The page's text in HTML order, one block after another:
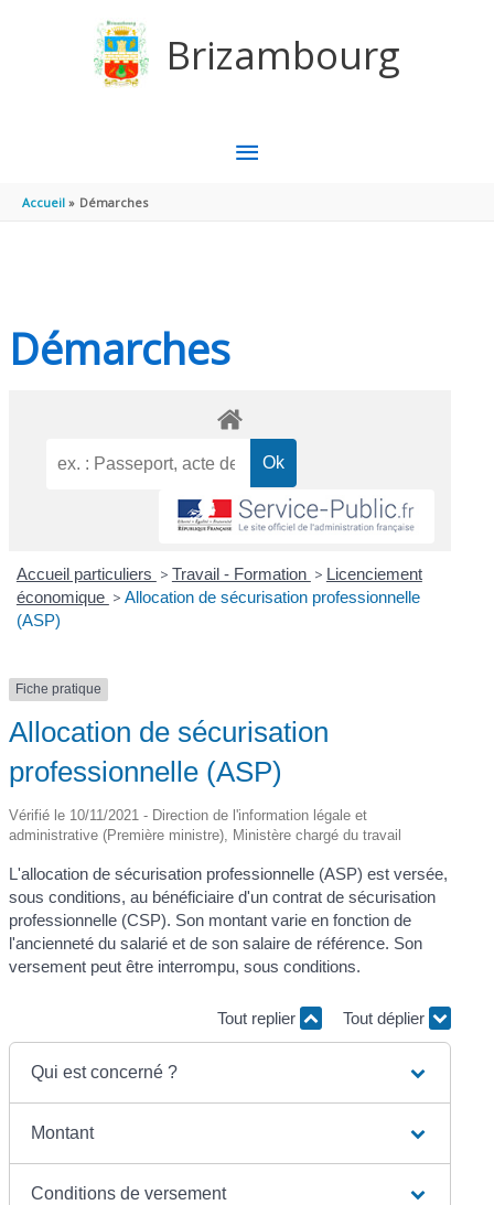
Brizambourg
MENU
Accueil Démarches
Démarches
Accueil particuliers > Travail - Formation > Licenciement
économique > Allocation de sécurisation professionnelle
(ASP)
Fiche pratique
Allocation de sécurisation
professionnelle (ASP)
Vérifié le 10/11/2021 - Direction de l'information légale et
administrative (Première ministre), Ministère chargé du travail
L'allocation de sécurisation professionnelle (ASP) est versée,
sous conditions, au bénéficiaire d'un contrat de sécurisation
professionnelle (CSP). Son montant varie en fonction de
l'ancienneté du salarié et de son salaire de référence. Son
versement peut être interrompu, sous conditions.
Tout replier Tout déplier
Qui est concerné ?
Montant
Conditions de versement